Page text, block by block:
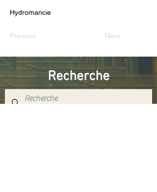
Hydromancie
Previous Next
Recherche